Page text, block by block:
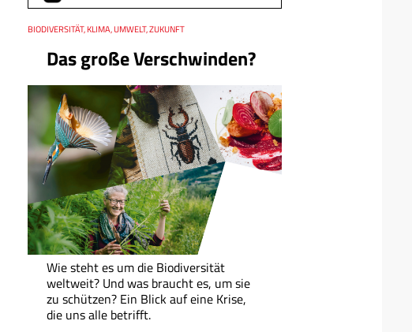
Das große Verschwinden?
Thema
BIODIVERSITÄT, KLIMA, UMWELT, ZUKUNFT
Wie steht es um die Biodiversität
weltweit? Und was braucht es, um sie
zu schützen? Ein Blick auf eine Krise,
die uns alle betrifft.